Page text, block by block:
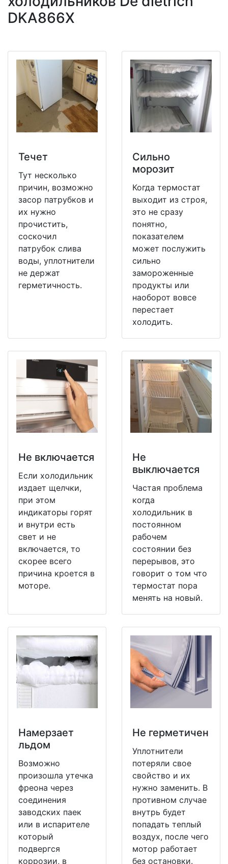
DKA866X
Течет
Тут несколько
причин, возможно
засор патрубков и
их нужно
прочистить,
соскочил
патрубок слива
воды, уплотнители
не держат
герметичность.
Сильно
морозит
Когда термостат
выходит из строя,
это не сразу
понятно,
показателем
может послужить
сильно
замороженные
продукты или
наоборот вовсе
перестает
холодить.
Не включается
Если холодильник
издает щелчки,
при этом
индикаторы горят
и внутри есть
свет и не
включается, то
скорее всего
причина кроется в
моторе.
Не
выключается
Частая проблема
когда
холодильник в
постоянном
рабочем
состоянии без
перерывов, это
говорит о том что
термостат пора
менять на новый.
Намерзает
льдом
Возможно
произошла утечка
фреона через
соединения
заводских паек
или в испарителе
который
подвергся
коррозии, в
Не герметичен
Уплотнители
потеряли свое
свойство и их
нужно заменить. В
противном случае
внутрь будет
попадать теплый
воздух, после чего
мотор работает
без остановки.